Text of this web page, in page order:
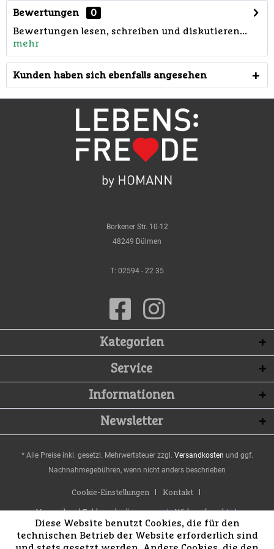
Bewertungen
0
Bewertungen lesen, schreiben und diskutieren...
mehr
Kunden haben sich ebenfalls angesehen
Borkener Str. 10-12
48249 Dülmen
T: 02594 - 22 35
Kategorien
Service
Informationen
Newsletter
* Alle Preise inkl. gesetzl. Mehrwertsteuer zzgl. Versandkosten und ggf.
Nachnahmegebühren, wenn nicht anders beschrieben
Cookie-Einstellungen Kontakt
Versand und Zahlungsbedingungen Widerrufsrecht
Datenschutz AGB Impressum
Diese Website benutzt Cookies, die für den
technischen Betrieb der Website erforderlich sind